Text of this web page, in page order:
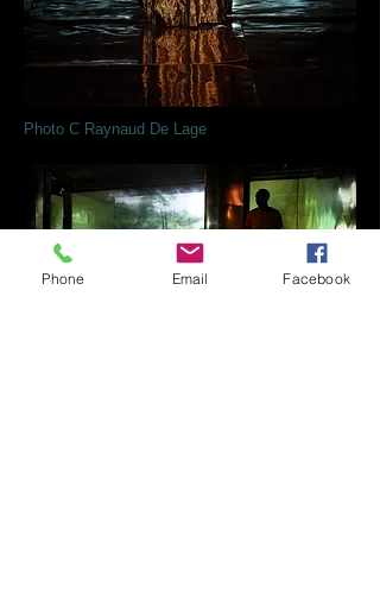
Photo C Raynaud De Lage
Phone Email Facebook